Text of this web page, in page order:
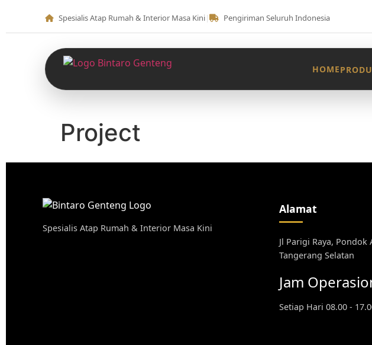
Spesialis Atap Rumah & Interior Masa Kini| Pengiriman Seluruh Indonesia
HOME
Project
Spesialis Atap Rumah & Interior Masa Kini
Alamat
Jl Parigi Raya, Pondok
Tangerang Selatan
Jam
Setiap Hari 08.00 -